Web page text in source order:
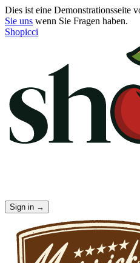
Dies ist eine Demonstrationsseite
Sie uns wenn Sie Fragen haben.
Shopicci
Sign in →